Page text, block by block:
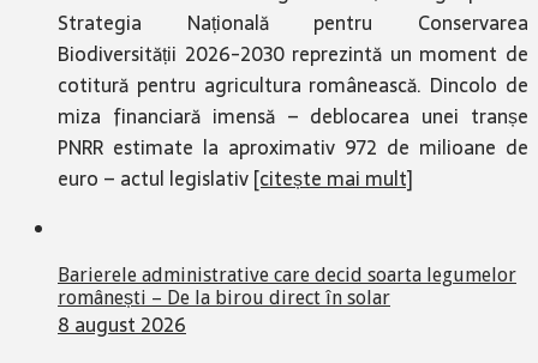
Strategia Națională pentru Conservarea
Biodiversității 2026-2030 reprezintă un moment de
cotitură pentru agricultura românească. Dincolo de
miza financiară imensă – deblocarea unei tranșe
PNRR estimate la aproximativ 972 de milioane de
euro – actul legislativ[citește mai mult]
Barierele administrative care decid soarta legumelor
românești – De la birou direct în solar
8 august 2026